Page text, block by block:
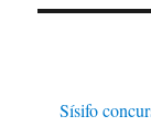
Sísifo